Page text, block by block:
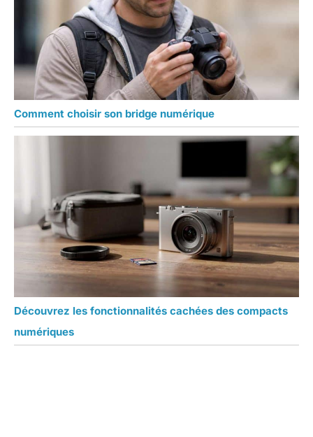
Comment choisir son bridge numérique
Découvrez les fonctionnalités cachées des compacts
numériques